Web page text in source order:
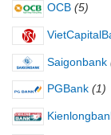
OCB (5)
Saigonbank
PGBank (1)